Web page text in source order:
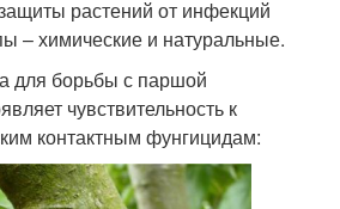
растений от инфекций
– химические и натуральные.
для борьбы с паршой
чувствительность к
контактным фунгицидам: